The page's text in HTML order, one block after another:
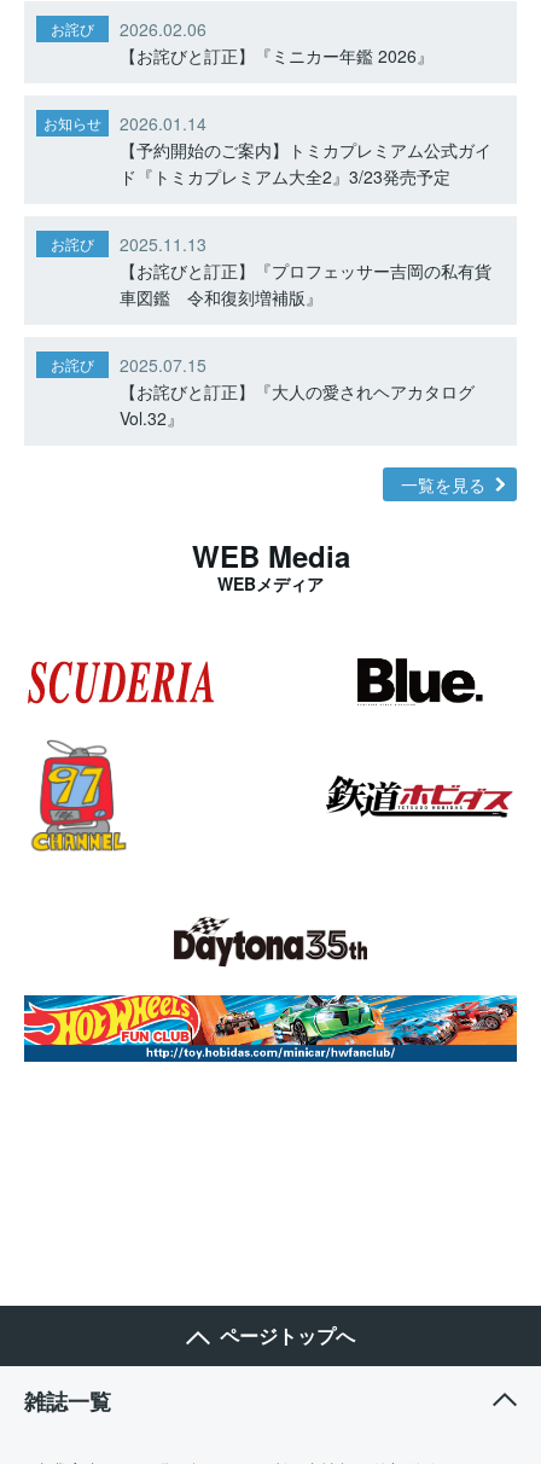
お詫び
2026.02.06
【お詫びと訂正】『ミニカー年鑑 2026』
お知らせ
2026.01.14
【予約開始のご案内】トミカプレミアム公式ガイ
ド『トミカプレミアム大全2』3/23発売予定
お詫び
2025.11.13
【お詫びと訂正】『プロフェッサー吉岡の私有貨
車図鑑 令和復刻増補版』
お詫び
2025.07.15
【お詫びと訂正】『大人の愛されヘアカタログ
Vol.32』
一覧を見る
WEB Media
WEBメディア
ページトップへ
雑誌一覧